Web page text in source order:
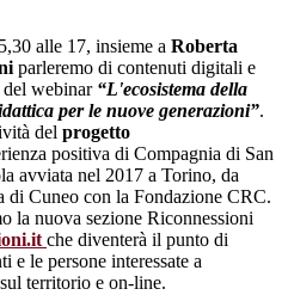
alle 17, insieme a Roberta
parleremo di contenuti digitali e
webinar “L'ecosistema della
per le nuove generazioni”.
del progetto
positiva di Compagnia di San
avviata nel 2017 a Torino, da
di Cuneo con la Fondazione CRC.
la nuova sezione Riconnessioni
che diventerà il punto di
e le persone interessate a
territorio e on-line.